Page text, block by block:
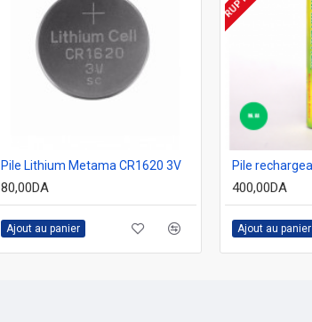
Pile Lithium Metama CR1620 3V
80,00DA
Ajout au panier
400,00DA
Ajout au panier